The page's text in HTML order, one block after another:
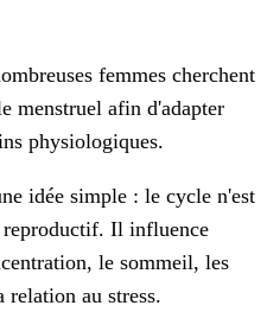
femmes cherchent
menstruel afin d'adapter
physiologiques.
idée simple : le cycle n'est
reproductif. Il influence
le sommeil, les
relation au stress.